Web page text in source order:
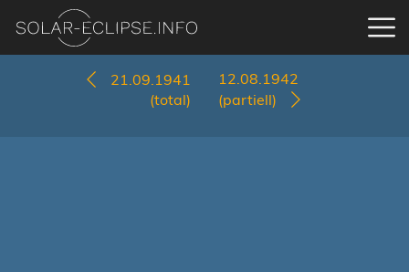
21.09.1941
(total)
12.08.1942
(partiell)